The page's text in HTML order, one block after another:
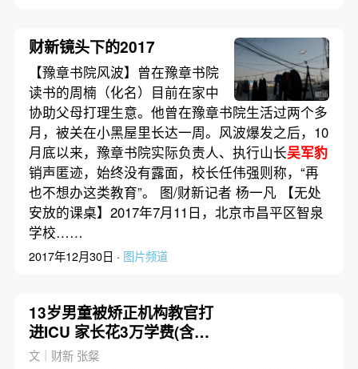
财新镜头下的2017
【豫章书院风波】曾在豫章书院
读书的周楠（化名）目前在家中
协助父母打理生意。他曾在豫章书院生活过两个多
月，被关在小黑屋里长达一周。风波爆发之后，10
月底以来，豫章书院实际负责人、执行山长吴军豹
销声匿迹，始终没有露面，校长任伟强则称，“再
也不想办这类教育”。 图/财新记者 杨一凡 【无处
安放的课桌】2017年7月11日，北京市昌平区智泉
学校……
2017年12月30日 · 图片频道
13岁男童被矫正机构教官打
进ICU 家长花3万学费(含视
频)
文｜财新 张粲